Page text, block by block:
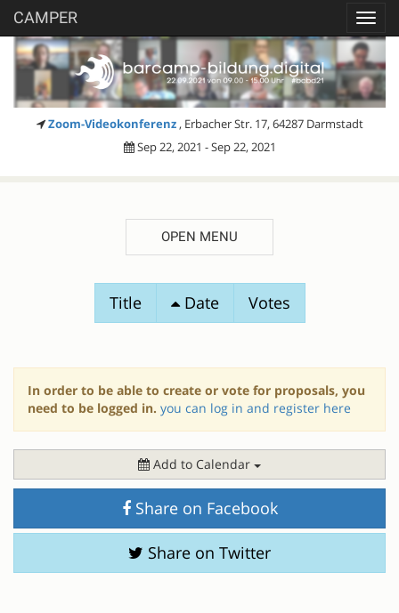
CAMPER
Zoom-Videokonferenz , Erbacher Str. 17, 64287 Darmstadt
Sep 22, 2021 - Sep 22, 2021
OPEN MENU
Title Date Votes
In order to be able to create or vote for proposals, you
need to be logged in. you can log in and register here
Add to Calendar
Share on Facebook
Share on Twitter